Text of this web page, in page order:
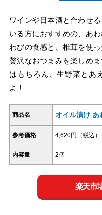
ワインや日本酒と合わせ
いる方におすすめの、あ
わびの食感と、椎茸を使
贅沢なおつまみを楽しめ
はもちろん、生野菜とあ
よ！
商品名 オイル漬け あ
参考価格 4,620円（税込）
内容量 2個
楽天市